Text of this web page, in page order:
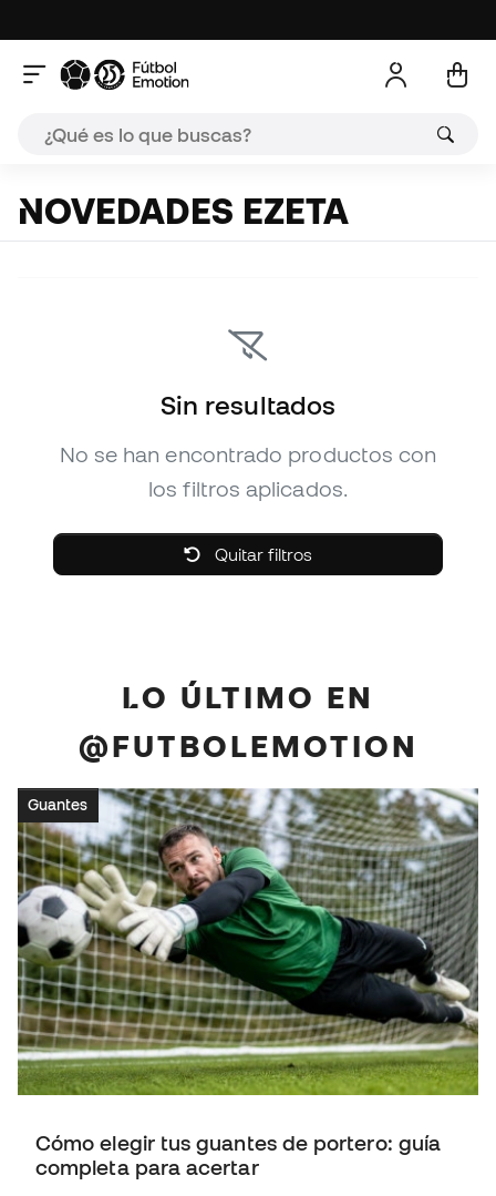
NOVEDADES EZETA
Sin resultados
No se han encontrado productos con
los filtros aplicados.
Quitar filtros
LO ÚLTIMO EN
@FUTBOLEMOTION
Guantes
Cómo elegir tus guantes de portero: guía
completa para acertar